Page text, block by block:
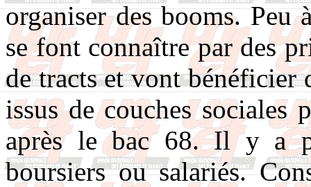
organiser des booms. Peu
se font connaître par des
de tracts et vont bénéficier
issus de couches sociales
après le bac 68. Il y a
boursiers ou salariés.